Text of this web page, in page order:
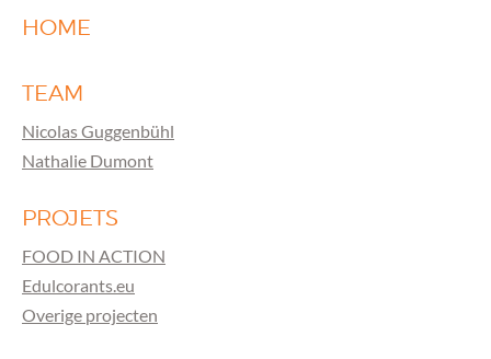
HOME
TEAM
Nicolas Guggenbühl
Nathalie Dumont
PROJETS
FOOD IN ACTION
Edulcorants.eu
Overige projecten